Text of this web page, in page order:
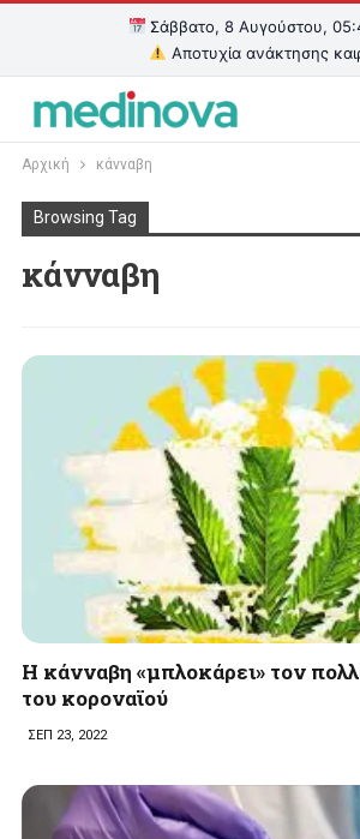
Σάββατο, 8 Αυγούστου,
Αποτυχία ανάκτησης
Αρχική κάνναβη
Browsing Tag
κάνναβη
Η κάνναβη «μπλοκάρει» τον
του κοροναϊού
ΣΕΠ 23, 2022